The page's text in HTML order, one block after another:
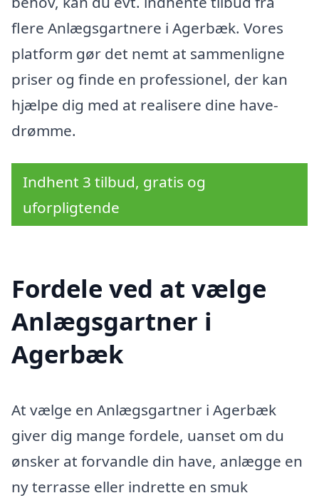
flere Anlægsgartnere i Agerbæk. Vores
platform gør det nemt at sammenligne
priser og finde en professionel, der kan
hjælpe dig med at realisere dine have-
drømme.
Indhent 3 tilbud, gratis og
uforpligtende
Fordele ved at vælge
Anlægsgartner i
Agerbæk
At vælge en Anlægsgartner i Agerbæk
giver dig mange fordele, uanset om du
ønsker at forvandle din have, anlægge en
ny terrasse eller indrette en smuk